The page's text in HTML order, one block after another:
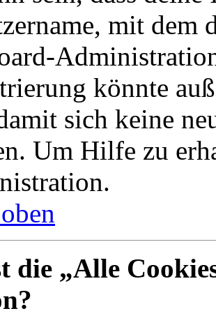
mit dem
könnte
sich keine
Um Hilfe zu
die „Alle